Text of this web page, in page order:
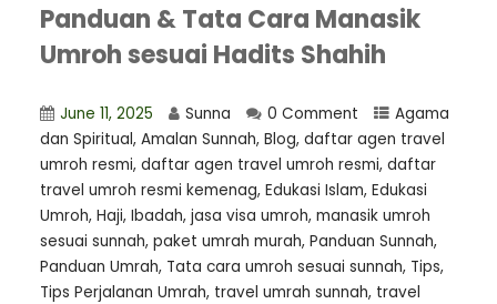
Panduan & Tata Cara Manasik
Umroh sesuai Hadits Shahih
June 11, 2025 Sunna 0 Comment
Agama
dan Spiritual, Amalan Sunnah, Blog, daftar agen travel
umroh resmi, ⁠daftar agen travel umroh resmi, daftar
travel umroh resmi kemenag, Edukasi Islam, Edukasi
Umroh, Haji, Ibadah, jasa visa umroh, manasik umroh
sesuai sunnah, paket umrah murah, Panduan Sunnah,
Panduan Umrah, Tata cara umroh sesuai sunnah, Tips,
Tips Perjalanan Umrah, travel umrah sunnah, travel